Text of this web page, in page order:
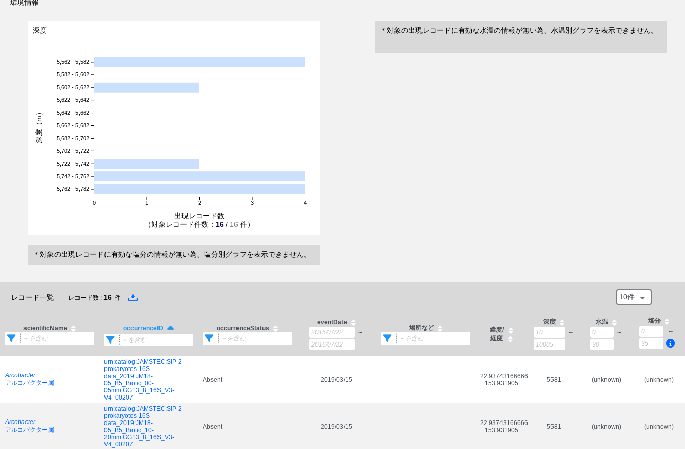
環境情報
深度
0 1 2 3 4
5,562 - 5,582
5,582 - 5,602
5,602 - 5,622
5,622 - 5,642
5,642 - 5,662
5,662 - 5,682
5,682 - 5,702
5,702 - 5,722
5,722 - 5,742
5,742 - 5,762
5,762 - 5,782
出現レコード数
（対象レコード件数： 16 / 16 件）
深度（m）
＊対象の出現レコードに有効な水温の情報が無い為、水温別グラフを表示できません。
＊対象の出現レコードに有効な塩分の情報が無い為、塩分別グラフを表示できません。
レコード一覧 レコード数 : 16 件 10件
scientificName occurrenceID occurrenceStatus
eventDate
～
場所など
緯度/
経度
深度
～
水温
～
塩分
～
Arcobacter
アルコバクター属
urn:catalog:JAMSTEC:SIP-2-
prokaryotes-16S-
data_2019:JM18-
05_B5_Biotic_00-
05mm:GG13_8_16S_V3-
V4_00207
Absent 2019/03/15
22.937431666666665/
153.931905
5581 (unknown) (unknown)
Arcobacter
アルコバクター属
urn:catalog:JAMSTEC:SIP-2-
prokaryotes-16S-
data_2019:JM18-
05_B5_Biotic_10-
20mm:GG13_8_16S_V3-
V4_00207
Absent 2019/03/15
22.937431666666665/
153.931905
5581 (unknown) (unknown)